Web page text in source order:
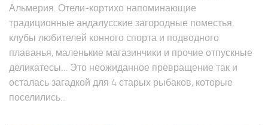
Альмерия. Отели-кортихо напоминающие
традиционные андалусские загородные поместья,
клубы любителей конного спорта и подводного
плаванья, маленькие магазинчики и прочие отпускные
деликатесы… Это неожиданное превращение так и
осталась загадкой для 4 старых рыбаков, которые
поселились...